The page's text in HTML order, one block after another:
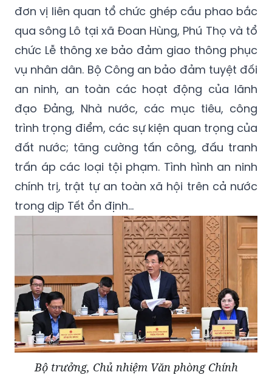
đơn vị liên quan tổ chức ghép cầu phao bắc
qua sông Lô tại xã Đoan Hùng, Phú Thọ và tổ
chức Lễ thông xe bảo đảm giao thông phục
vụ nhân dân. Bộ Công an bảo đảm tuyệt đối
an ninh, an toàn các hoạt động của lãnh
đạo Đảng, Nhà nước, các mục tiêu, công
trình trọng điểm, các sự kiện quan trọng của
đất nước; tăng cường tấn công, đấu tranh
trấn áp các loại tội phạm. Tình hình an ninh
chính trị, trật tự an toàn xã hội trên cả nước
trong dịp Tết ổn định…
Bộ trưởng, Chủ nhiệm Văn phòng Chính